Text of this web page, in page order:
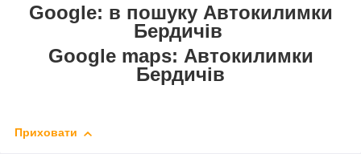
Google: в пошуку Автокилимки
Бердичів
Google maps: Автокилимки
Бердичів
Приховати